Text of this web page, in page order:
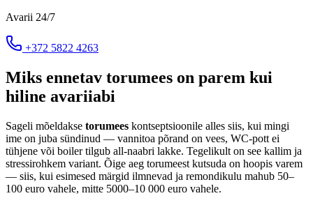
Avarii 24/7
+372 5822 4263
Miks ennetav torumees on parem kui
hiline avariiabi
Sageli mõeldakse torumees kontseptsioonile alles siis, kui mingi
ime on juba sündinud — vannitoa põrand on vees, WC-pott ei
tühjene või boiler tilgub all-naabri lakke. Tegelikult on see kallim ja
stressirohkem variant. Õige aeg torumeest kutsuda on hoopis varem
— siis, kui esimesed märgid ilmnevad ja remondikulu mahub 50–
100 euro vahele, mitte 5000–10 000 euro vahele.